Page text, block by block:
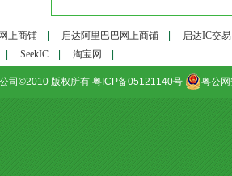
上商铺 启达阿里巴巴网上商铺
启达IC交
SeekIC 淘宝网
司©2010 版权所有 粤ICP备05121140号 粤公网